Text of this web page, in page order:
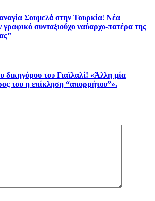
Σουμελά στην Τουρκία! Νέα
συνταξιούχο ναύαρχο-πατέρα της
δικηγόρου του Γιαϊλαλί! «Άλλη μία
του η επίκληση “απορρήτου”».